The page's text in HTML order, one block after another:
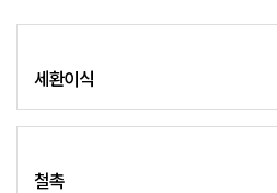
세환이식
철촉